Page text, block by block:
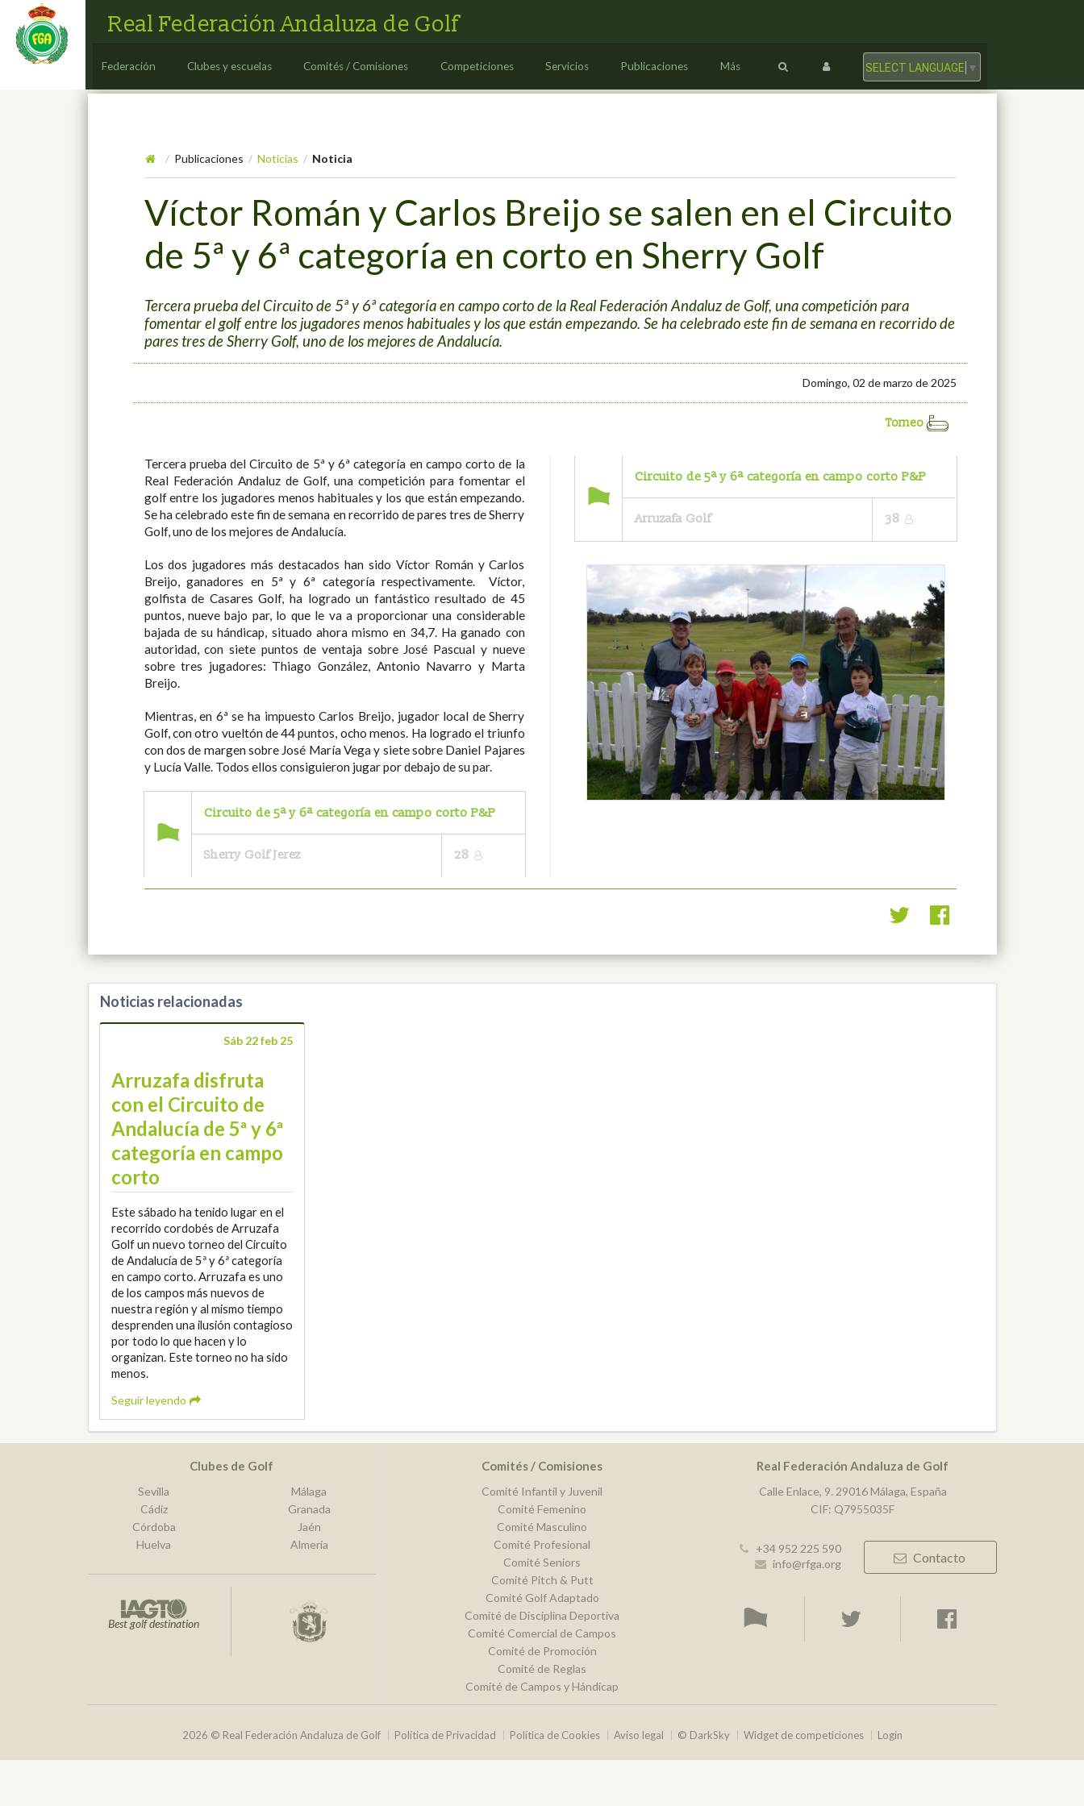
Real Federación Andaluza de Golf
Federación Clubes y escuelas Comités / Comisiones Competiciones Servicios Publicaciones Más SELECT LANGUAGE ▼
/ Publicaciones / Noticias / Noticia
Víctor Román y Carlos Breijo se salen en el Circuito
de 5ª y 6ª categoría en corto en Sherry Golf
Tercera prueba del Circuito de 5ª y 6ª categoría en campo corto de la Real Federación Andaluz de Golf, una competición para
fomentar el golf entre los jugadores menos habituales y los que están empezando. Se ha celebrado este fin de semana en recorrido de
pares tres de Sherry Golf, uno de los mejores de Andalucía.
Domingo, 02 de marzo de 2025
Torneo
Tercera prueba del Circuito de 5ª y 6ª categoría en campo corto de la
Real Federación Andaluz de Golf, una competición para fomentar el
golf entre los jugadores menos habituales y los que están empezando.
Se ha celebrado este fin de semana en recorrido de pares tres de Sherry
Golf, uno de los mejores de Andalucía.
Los dos jugadores más destacados han sido Víctor Román y Carlos
Breijo, ganadores en 5ª y 6ª categoría respectivamente. Víctor,
golfista de Casares Golf, ha logrado un fantástico resultado de 45
puntos, nueve bajo par, lo que le va a proporcionar una considerable
bajada de su hándicap, situado ahora mismo en 34,7. Ha ganado con
autoridad, con siete puntos de ventaja sobre José Pascual y nueve
sobre tres jugadores: Thiago González, Antonio Navarro y Marta
Breijo.
Mientras, en 6ª se ha impuesto Carlos Breijo, jugador local de Sherry
Golf, con otro vueltón de 44 puntos, ocho menos. Ha logrado el triunfo
con dos de margen sobre José María Vega y siete sobre Daniel Pajares
y Lucía Valle. Todos ellos consiguieron jugar por debajo de su par.
Circuito de 5ª y 6ª categoría en campo corto P&P
Sherry Golf Jerez 28
Circuito de 5ª y 6ª categoría en campo corto P&P
Arruzafa Golf 38
Noticias relacionadas
Sáb 22 feb 25
Arruzafa disfruta
con el Circuito de
Andalucía de 5ª y 6ª
categoría en campo
corto
Este sábado ha tenido lugar en el
recorrido cordobés de Arruzafa
Golf un nuevo torneo del Circuito
de Andalucía de 5ª y 6ª categoría
en campo corto. Arruzafa es uno
de los campos más nuevos de
nuestra región y al mismo tiempo
desprenden una ilusión contagioso
por todo lo que hacen y lo
organizan. Este torneo no ha sido
menos.
Seguir leyendo
Clubes de Golf
Sevilla
Cádiz
Córdoba
Huelva
Málaga
Granada
Jaén
Almería
Best golf destination
Comités / Comisiones
Comité Infantil y Juvenil
Comité Femenino
Comité Masculino
Comité Profesional
Comité Seniors
Comité Pitch & Putt
Comité Golf Adaptado
Comité de Disciplina Deportiva
Comité Comercial de Campos
Comité de Promoción
Comité de Reglas
Comité de Campos y Hándicap
Real Federación Andaluza de Golf
Calle Enlace, 9. 29016 Málaga, España
CIF: Q7955035F
+34 952 225 590
info@rfga.org
Contacto
2026 © Real Federación Andaluza de Golf Política de Privacidad Política de Cookies Aviso legal © DarkSky Widget de competiciones Login